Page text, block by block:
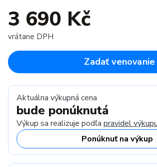
3 690 Kč
vrátane DPH
Zadať venovanie
Aktuálna výkupná cena
bude ponúknutá
Výkup sa realizuje podľa pravidel výkupu
Ponúknuť na výkup